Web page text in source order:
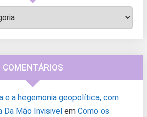
COMENTÁRIOS
e a hegemonia geopolítica, com
Da Mão Invisivel em Como os